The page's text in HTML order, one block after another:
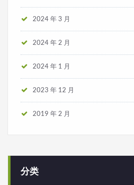
2024 年 3 月
2024 年 2 月
2024 年 1 月
2023 年 12 月
2019 年 2 月
分类